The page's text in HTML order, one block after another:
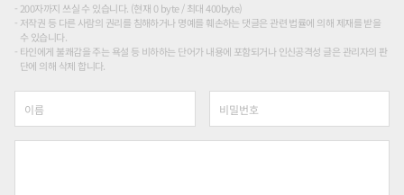
200자까지 쓰실 수 있습니다. (현재 0 byte / 최대 400byte)
저작권 등 다른 사람의 권리를 침해하거나 명예를 훼손하는 댓글은 관련 법률에 의해 제재를 받을
수 있습니다.
타인에게 불쾌감을 주는 욕설 등 비하하는 단어가 내용에 포함되거나 인신공격성 글은 관리자의 판
단에 의해 삭제 합니다.